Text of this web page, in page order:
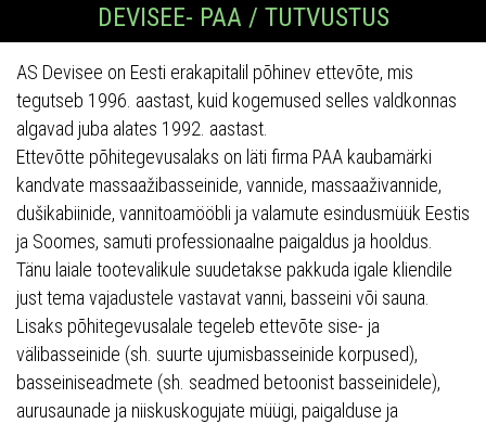
DEVISEE- PAA / TUTVUSTUS
AS Devisee on Eesti erakapitalil põhinev ettevõte, mis
tegutseb 1996. aastast, kuid kogemused selles valdkonnas
algavad juba alates 1992. aastast.
Ettevõtte põhitegevusalaks on läti firma PAA kaubamärki
kandvate massaažibasseinide, vannide, massaaživannide,
dušikabiinide, vannitoamööbli ja valamute esindusmüük Eestis
ja Soomes, samuti professionaalne paigaldus ja hooldus.
Tänu laiale tootevalikule suudetakse pakkuda igale kliendile
just tema vajadustele vastavat vanni, basseini või sauna.
Lisaks põhitegevusalale tegeleb ettevõte sise- ja
välibasseinide (sh. suurte ujumisbasseinide korpused),
basseiniseadmete (sh. seadmed betoonist basseinidele),
aurusaunade ja niiskuskogujate müügi, paigalduse ja